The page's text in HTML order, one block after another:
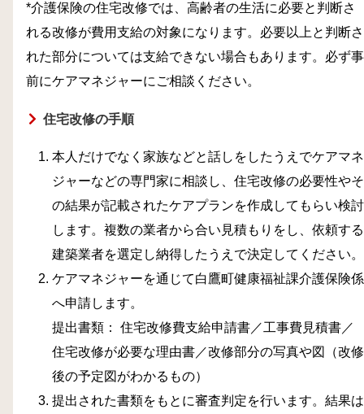
*介護保険の住宅改修では、高齢者の生活に必要と判断さ
れる改修が費用支給の対象になります。必要以上と判断さ
れた部分については支給できない場合もあります。必ず事
前にケアマネジャーにご相談ください。
住宅改修の手順
本人だけでなく家族などと話しをしたうえでケアマネ
ジャーなどの専門家に相談し、住宅改修の必要性やそ
の結果が記載されたケアプランを作成してもらい検討
します。複数の業者から合い見積もりをし、依頼する
建築業者を選定し納得したうえで決定してください。
ケアマネジャーを通じて白鷹町健康福祉課介護保険係
へ申請します。
提出書類： 住宅改修費支給申請書／工事費見積書／
住宅改修が必要な理由書／改修部分の写真や図（改修
後の予定図がわかるもの）
提出された書類をもとに審査判定を行います。結果は